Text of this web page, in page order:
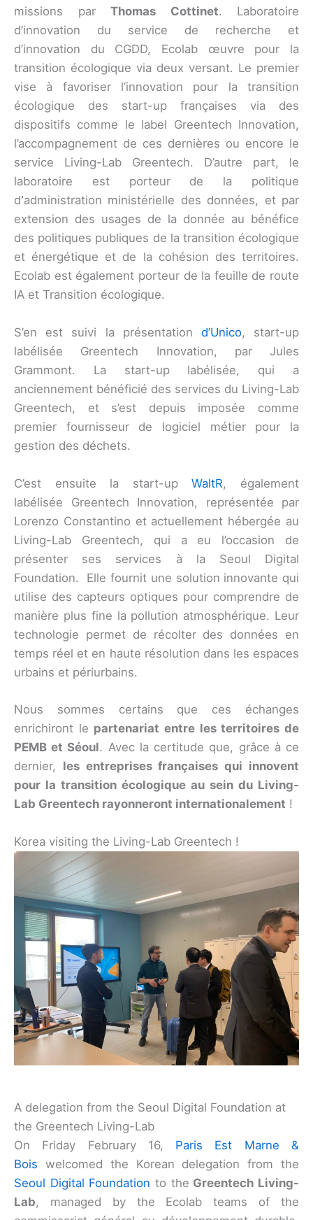
missions par Thomas Cottinet. Laboratoire
d’innovation du service de recherche et
d’innovation du CGDD, Ecolab œuvre pour la
transition écologique via deux versant. Le premier
vise à favoriser l’innovation pour la transition
écologique des start-up françaises via des
dispositifs comme le label Greentech Innovation,
l’accompagnement de ces dernières ou encore le
service Living-Lab Greentech. D’autre part, le
laboratoire est porteur de la politique
d’administration ministérielle des données, et par
extension des usages de la donnée au bénéfice
des politiques publiques de la transition écologique
et énergétique et de la cohésion des territoires.
Ecolab est également porteur de la feuille de route
IA et Transition écologique.
S’en est suivi la présentation d’Unico, start-up
labélisée Greentech Innovation, par Jules
Grammont. La start-up labélisée, qui a
anciennement bénéficié des services du Living-Lab
Greentech, et s’est depuis imposée comme
premier fournisseur de logiciel métier pour la
gestion des déchets.
C’est ensuite la start-upWaltR, également
labélisée Greentech Innovation, représentée par
Lorenzo Constantino et actuellement hébergée au
Living-Lab Greentech, qui a eu l’occasion de
présenter ses services à la Seoul Digital
Foundation. Elle fournit une solution innovante qui
utilise des capteurs optiques pour comprendre de
manière plus fine la pollution atmosphérique. Leur
technologie permet de récolter des données en
temps réel et en haute résolution dans les espaces
urbains et périurbains.
Nous sommes certains que ces échanges
enrichiront le partenariat entre les territoires de
PEMB et Séoul. Avec la certitude que, grâce à ce
dernier, les entreprises françaises qui innovent
pour la transition écologique au sein du Living-
Lab Greentech rayonneront internationalement !
Korea visiting the Living-Lab Greentech !
A delegation from the Seoul Digital Foundation at
the Greentech Living-Lab
On Friday February 16, Paris Est Marne &
Bois welcomed the Korean delegation from the
Seoul Digital Foundation to the Greentech Living-
Lab, managed by the Ecolab teams of the